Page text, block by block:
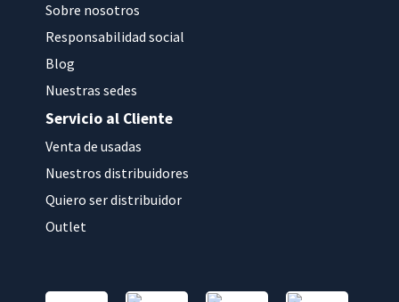
Sobre nosotros
Responsabilidad social
Blog
Nuestras sedes
Servicio al Cliente
Venta de usadas
Nuestros distribuidores
Quiero ser distribuidor
Outlet